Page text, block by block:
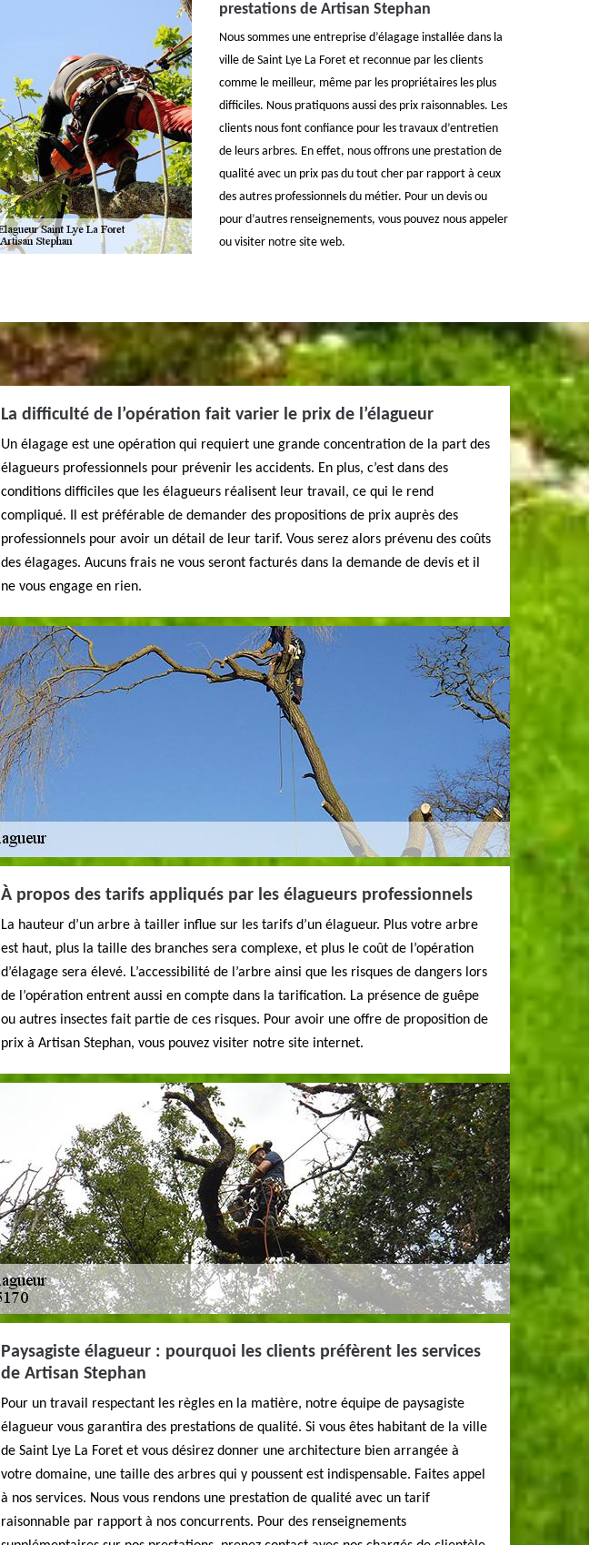
prestations de Artisan Stephan
Nous sommes une entreprise d’élagage installée dans la
ville de Saint Lye La Foret et reconnue par les clients
comme le meilleur, même par les propriétaires les plus
difficiles. Nous pratiquons aussi des prix raisonnables. Les
clients nous font confiance pour les travaux d’entretien
de leurs arbres. En effet, nous offrons une prestation de
qualité avec un prix pas du tout cher par rapport à ceux
des autres professionnels du métier. Pour un devis ou
pour d’autres renseignements, vous pouvez nous appeler
ou visiter notre site web.
La difficulté de l’opération fait varier le prix de l’élagueur
Un élagage est une opération qui requiert une grande concentration de la part des
élagueurs professionnels pour prévenir les accidents. En plus, c’est dans des
conditions difficiles que les élagueurs réalisent leur travail, ce qui le rend
compliqué. Il est préférable de demander des propositions de prix auprès des
professionnels pour avoir un détail de leur tarif. Vous serez alors prévenu des coûts
des élagages. Aucuns frais ne vous seront facturés dans la demande de devis et il
ne vous engage en rien.
À propos des tarifs appliqués par les élagueurs professionnels
La hauteur d’un arbre à tailler influe sur les tarifs d’un élagueur. Plus votre arbre
est haut, plus la taille des branches sera complexe, et plus le coût de l’opération
d’élagage sera élevé. L’accessibilité de l’arbre ainsi que les risques de dangers lors
de l’opération entrent aussi en compte dans la tarification. La présence de guêpe
ou autres insectes fait partie de ces risques. Pour avoir une offre de proposition de
prix à Artisan Stephan, vous pouvez visiter notre site internet.
Paysagiste élagueur : pourquoi les clients préfèrent les services
de Artisan Stephan
Pour un travail respectant les règles en la matière, notre équipe de paysagiste
élagueur vous garantira des prestations de qualité. Si vous êtes habitant de la ville
de Saint Lye La Foret et vous désirez donner une architecture bien arrangée à
votre domaine, une taille des arbres qui y poussent est indispensable. Faites appel
à nos services. Nous vous rendons une prestation de qualité avec un tarif
raisonnable par rapport à nos concurrents. Pour des renseignements